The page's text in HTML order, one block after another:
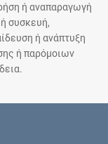
ή αναπαραγωγή
συσκευή,
ή ανάπτυξη
ή παρόμοιων